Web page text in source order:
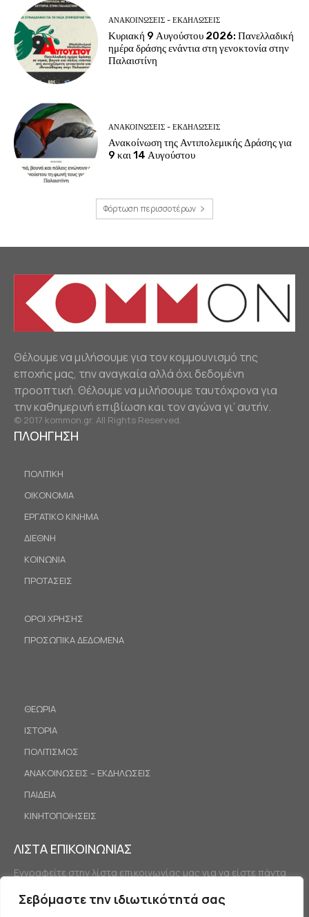
Σεβόμαστε την ιδιωτικότητά σας
ΑΝΑΚΟΙΝΩΣΕΙΣ - ΕΚΔΗΛΩΣΕΙΣ
Κυριακή 9 Αυγούστου 2026: Πανελλαδική
ημέρα δράσης ενάντια στη γενοκτονία στην
Παλαιστίνη
ΑΝΑΚΟΙΝΩΣΕΙΣ - ΕΚΔΗΛΩΣΕΙΣ
Ανακοίνωση της Αντιπολεμικής Δράσης για
9 και 14 Αυγούστου
Φόρτωση περισσοτέρων
Θέλουμε να μιλήσουμε για τον κομμουνισμό της
εποχής μας, την αναγκαία αλλά όχι δεδομένη
προοπτική. Θέλουμε να μιλήσουμε ταυτόχρονα για
την καθημερινή επιβίωση και τον αγώνα γι’ αυτήν.
© 2017 kommon.gr. All Rights Reserved.
ΠΛΟΗΓΗΣΗ
ΠΟΛΙΤΙΚΗ
ΟΙΚΟΝΟΜΙΑ
ΕΡΓΑΤΙΚΟ ΚΙΝΗΜΑ
ΔΙΕΘΝΗ
ΚΟΙΝΩΝΙΑ
ΠΡΟΤΑΣΕΙΣ
ΟΡΟΙ ΧΡΗΣΗΣ
ΠΡΟΣΩΠΙΚΑ ΔΕΔΟΜΕΝΑ
ΘΕΩΡΙΑ
ΙΣΤΟΡΙΑ
ΠΟΛΙΤΙΣΜΟΣ
ΑΝΑΚΟΙΝΩΣΕΙΣ – ΕΚΔΗΛΩΣΕΙΣ
ΠΑΙΔΕΙΑ
ΚΙΝΗΤΟΠΟΙΗΣΕΙΣ
ΛΙΣΤΑ ΕΠΙΚΟΙΝΩΝΙΑΣ
Εγγραφείτε στην λίστα επικοινωνίας μας για να είστε πάντα